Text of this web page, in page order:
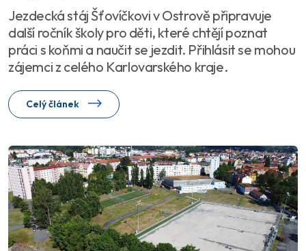
Jezdecká stáj Šťovíčkovi v Ostrově připravuje
další ročník školy pro děti, které chtějí poznat
práci s koňmi a naučit se jezdit. Přihlásit se mohou
zájemci z celého Karlovarského kraje.
Celý článek